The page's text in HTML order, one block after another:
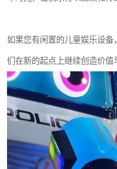
如果您有闲置的儿童娱乐设
们在新的起点上继续创造价值